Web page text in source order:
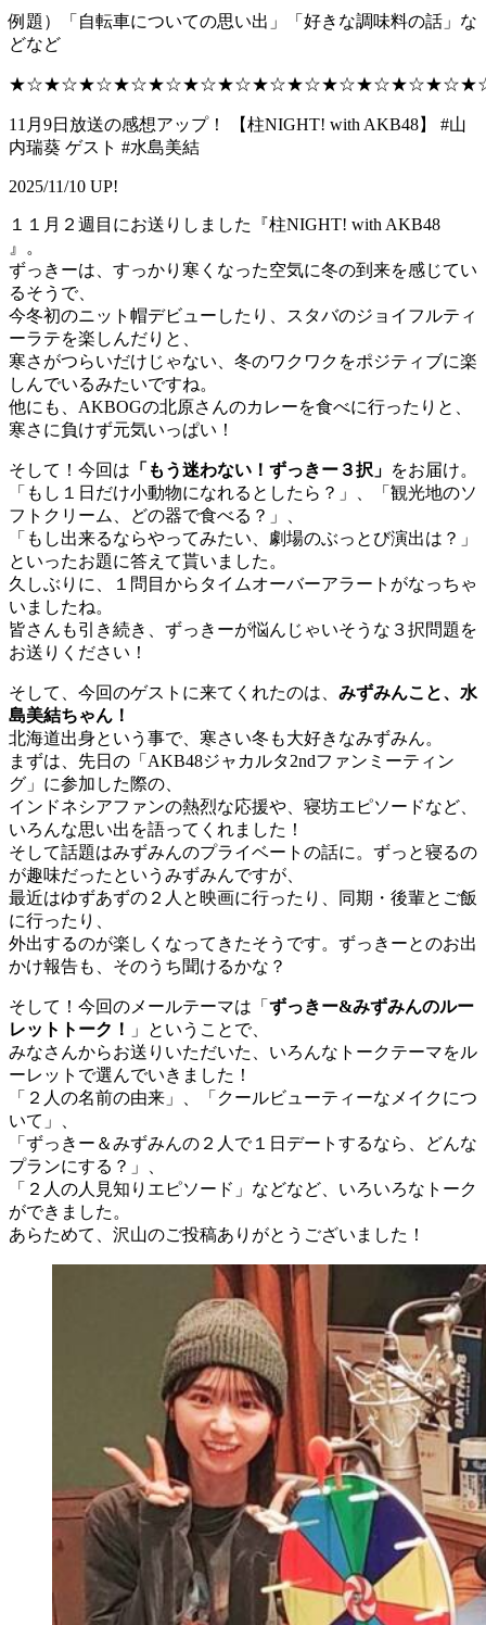
例題）「自転車についての思い出」「好きな調味料の話」な
どなど
11月9日放送の感想アップ！ 【柱NIGHT! with AKB48】 #山
内瑞葵 ゲスト #水島美結
2025/11/10 UP!
１１月２週目にお送りしました『柱NIGHT! with AKB48
』。
ずっきーは、すっかり寒くなった空気に冬の到来を感じてい
るそうで、
今冬初のニット帽デビューしたり、スタバのジョイフルティ
ーラテを楽しんだりと、
寒さがつらいだけじゃない、冬のワクワクをポジティブに楽
しんでいるみたいですね。
他にも、AKBOGの北原さんのカレーを食べに行ったりと、
寒さに負けず元気いっぱい！
そして！今回は 「もう迷わない！ずっきー３択」 をお届け。
「もし１日だけ小動物になれるとしたら？」、「観光地のソ
フトクリーム、どの器で食べる？」、
「もし出来るならやってみたい、劇場のぶっとび演出は？」
といったお題に答えて貰いました。
久しぶりに、１問目からタイムオーバーアラートがなっちゃ
いましたね。
皆さんも引き続き、ずっきーが悩んじゃいそうな３択問題を
お送りください！
そして、今回のゲストに来てくれたのは、 みずみんこと、水
島美結ちゃん！
北海道出身という事で、寒さい冬も大好きなみずみん。
まずは、先日の「AKB48ジャカルタ2ndファンミーティン
グ」に参加した際の、
インドネシアファンの熱烈な応援や、寝坊エピソードなど、
いろんな思い出を語ってくれました！
そして話題はみずみんのプライベートの話に。ずっと寝るの
が趣味だったというみずみんですが、
最近はゆずあずの２人と映画に行ったり、同期・後輩とご飯
に行ったり、
外出するのが楽しくなってきたそうです。ずっきーとのお出
かけ報告も、そのうち聞けるかな？
そして！今回のメールテーマは「 ずっきー&みずみんのルー
レットトーク！
」ということで、
みなさんからお送りいただいた、いろんなトークテーマをル
ーレットで選んでいきました！
「２人の名前の由来」、「クールビューティーなメイクにつ
いて」、
「ずっきー＆みずみんの２人で１日デートするなら、どんな
プランにする？」、
「２人の人見知りエピソード」などなど、いろいろなトーク
ができました。
あらためて、沢山のご投稿ありがとうございました！